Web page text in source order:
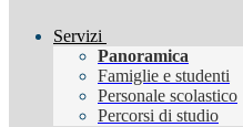
Servizi
Panoramica
Famiglie e studenti
Personale scolastico
Percorsi di studio